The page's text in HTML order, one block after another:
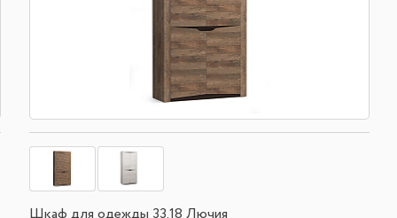
Шкаф для одежды 33.18 Лючия